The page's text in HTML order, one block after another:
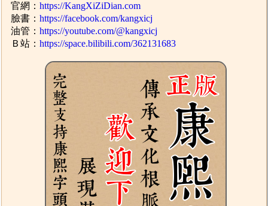
官網：https://KangXiZiDian.com
臉書：https://facebook.com/kangxicj
油管：https://youtube.com/@kangxicj
Ｂ站：https://space.bilibili.com/362131683